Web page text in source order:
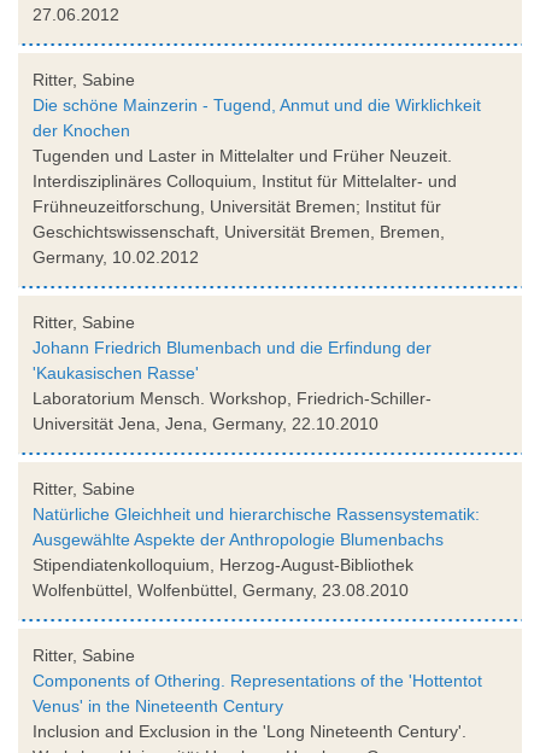
27.06.2012
Ritter, Sabine
Die schöne Mainzerin - Tugend, Anmut und die Wirklichkeit
der Knochen
Tugenden und Laster in Mittelalter und Früher Neuzeit.
Interdisziplinäres Colloquium, Institut für Mittelalter- und
Frühneuzeitforschung, Universität Bremen; Institut für
Geschichtswissenschaft, Universität Bremen, Bremen,
Germany, 10.02.2012
Ritter, Sabine
Johann Friedrich Blumenbach und die Erfindung der
'Kaukasischen Rasse'
Laboratorium Mensch. Workshop, Friedrich-Schiller-
Universität Jena, Jena, Germany, 22.10.2010
Ritter, Sabine
Natürliche Gleichheit und hierarchische Rassensystematik:
Ausgewählte Aspekte der Anthropologie Blumenbachs
Stipendiatenkolloquium, Herzog-August-Bibliothek
Wolfenbüttel, Wolfenbüttel, Germany, 23.08.2010
Ritter, Sabine
Components of Othering. Representations of the 'Hottentot
Venus' in the Nineteenth Century
Inclusion and Exclusion in the 'Long Nineteenth Century'.